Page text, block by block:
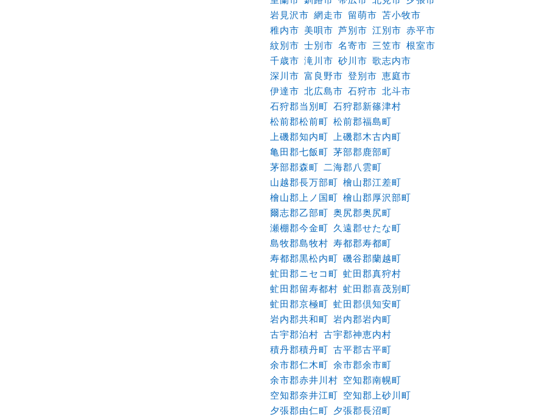
岩見沢市 網走市 留萌市 苫小牧市
稚内市 美唄市 芦別市 江別市 赤平市
紋別市 士別市 名寄市 三笠市 根室市
千歳市 滝川市 砂川市 歌志内市
深川市 富良野市 登別市 恵庭市
伊達市 北広島市 石狩市 北斗市
石狩郡当別町 石狩郡新篠津村
松前郡松前町 松前郡福島町
上磯郡知内町
上磯郡木古内町
亀田郡七飯町 茅部郡鹿部町
茅部郡森町
二海郡八雲町
山越郡長万部町 檜山郡江差町
檜山郡上ノ国町 檜山郡厚沢部町
爾志郡乙部町 奥尻郡奥尻町
瀬棚郡今金町 久遠郡せたな町
島牧郡島牧村 寿都郡寿都町
寿都郡黒松内町 磯谷郡蘭越町
虻田郡ニセコ町 虻田郡真狩村
虻田郡留寿都村 虻田郡喜茂別町
虻田郡京極町 虻田郡倶知安町
岩内郡共和町 岩内郡岩内町
古宇郡泊村 古宇郡神恵内村
積丹郡積丹町 古平郡古平町
余市郡仁木町 余市郡余市町
余市郡赤井川村 空知郡南幌町
空知郡奈井江町 空知郡上砂川町
夕張郡由仁町 夕張郡長沼町